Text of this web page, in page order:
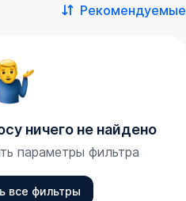
Рекомендуемые
ничего не найдено
параметры фильтра
все фильтры